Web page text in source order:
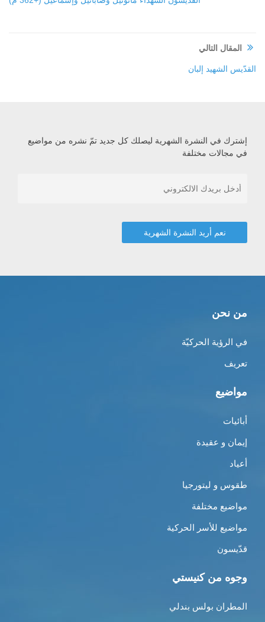
المقال التالي
القدّيس الشهيد إلبان
إشترك في النشرة الشهرية ليصلك كل جديد تمّ نشره من مواضيع
في مجالات مختلفة
من نحن
في الرؤية الحركيّة
تعريف
مواضيع
أبائيات
إيمان و عقيدة
أعياد
طقوس و ليتورجيا
مواضيع مختلفة
مواضيع للأسر الحركية
قدّيسون
وجوه من كنيستي
المطران بولس بندلي